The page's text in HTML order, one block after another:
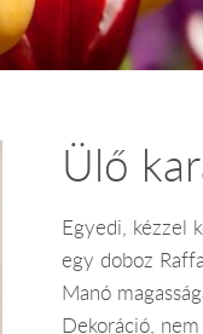
Ülő
Egyedi, kézzel
egy doboz
Manó
Dekoráció,